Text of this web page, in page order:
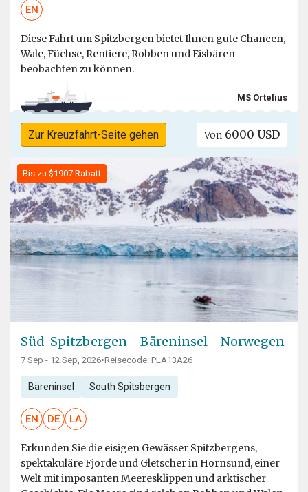
EN
Diese Fahrt um Spitzbergen bietet Ihnen gute Chancen,
Wale, Füchse, Rentiere, Robben und Eisbären
beobachten zu können.
MS Ortelius
Zur Kreuzfahrt-Seite gehen Von 6000 USD
Bis zu $1907 Rabatt
Süd-Spitzbergen - Bäreninsel - Norwegen
7 Sep - 12 Sep, 2026•Reisecode: PLA13A26
Bäreninsel South Spitsbergen
EN DE LA
Erkunden Sie die eisigen Gewässer Spitzbergens,
spektakuläre Fjorde und Gletscher in Hornsund, einer
Welt mit imposanten Meeresklippen und arktischer